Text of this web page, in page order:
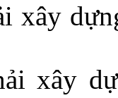
xây
xây